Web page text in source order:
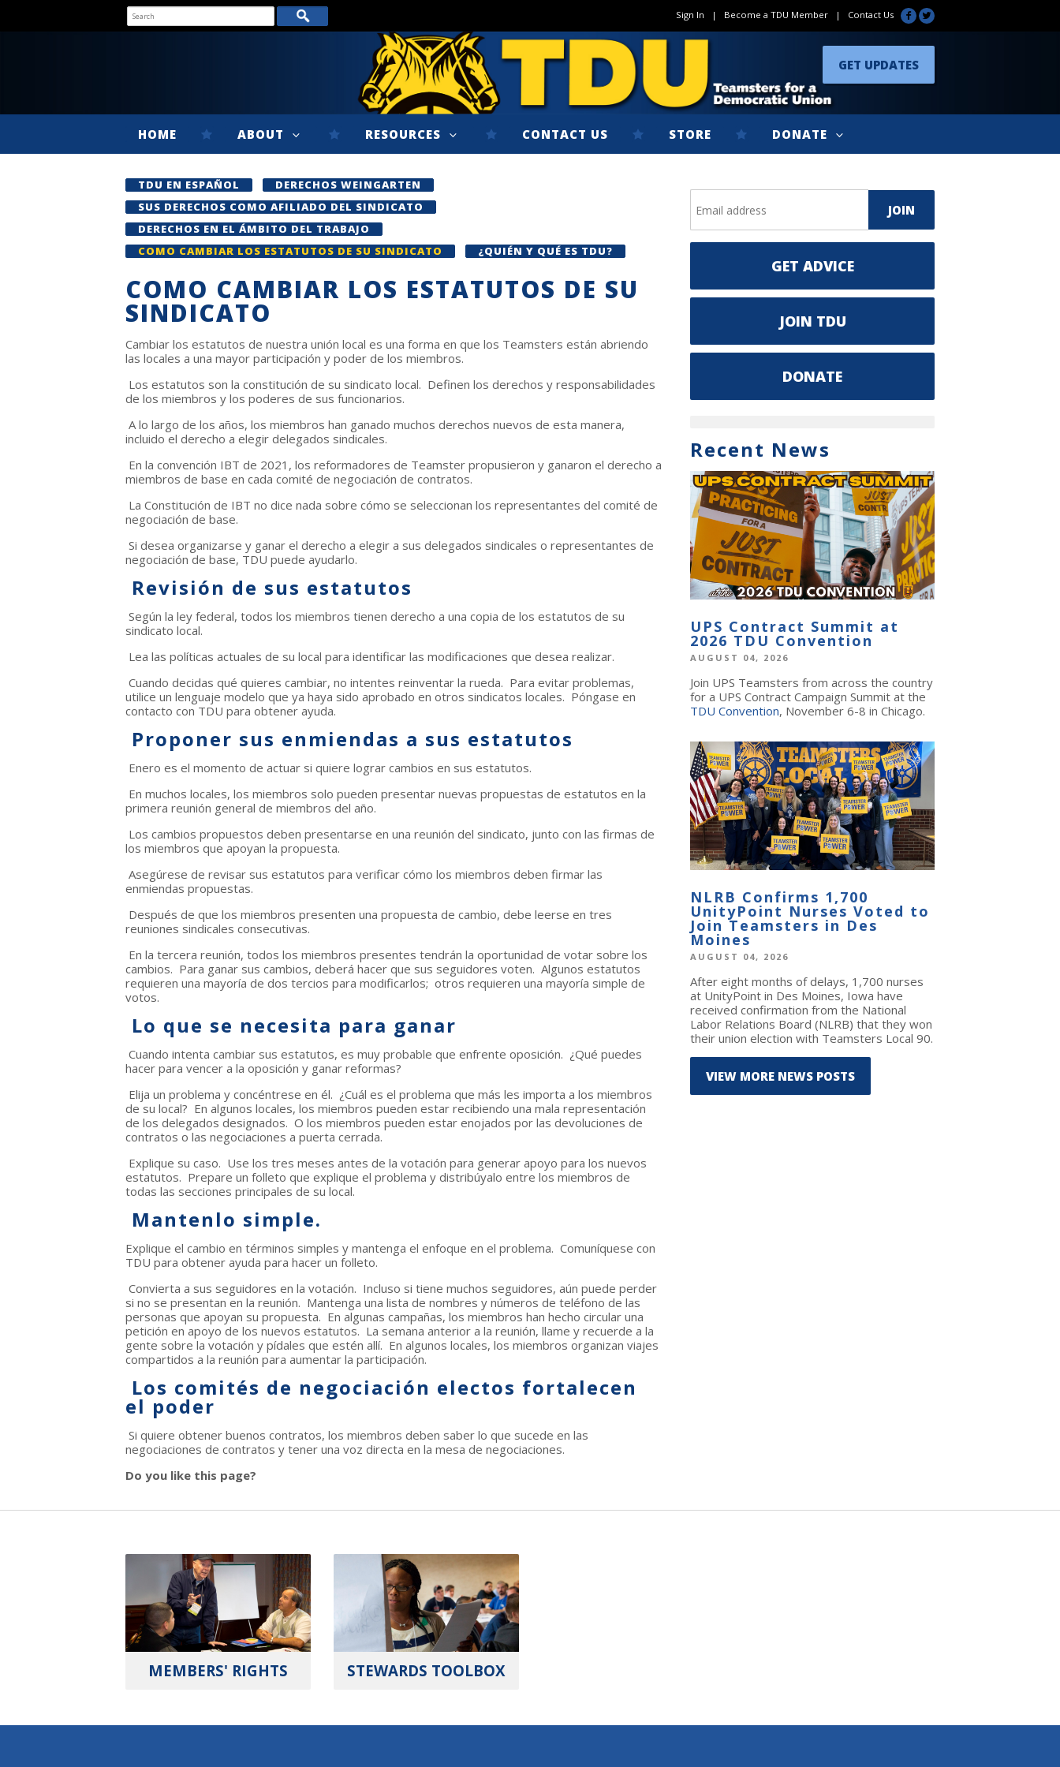
Sign In | Become a TDU Member | Contact Us
GET UPDATES
HOME ABOUT RESOURCES CONTACT US STORE DONATE
TDU EN ESPAÑOL
DERECHOS WEINGARTEN
SUS DERECHOS COMO AFILIADO DEL SINDICATO
DERECHOS EN EL ÁMBITO DEL TRABAJO
COMO CAMBIAR LOS ESTATUTOS DE SU SINDICATO
¿QUIÉN Y QUÉ ES TDU?
COMO CAMBIAR LOS ESTATUTOS DE SU
SINDICATO
Cambiar los estatutos de nuestra unión local es una forma en que los Teamsters están abriendo
las locales a una mayor participación y poder de los miembros.
Los estatutos son la constitución de su sindicato local. Definen los derechos y responsabilidades
de los miembros y los poderes de sus funcionarios.
A lo largo de los años, los miembros han ganado muchos derechos nuevos de esta manera,
incluido el derecho a elegir delegados sindicales.
En la convención IBT de 2021, los reformadores de Teamster propusieron y ganaron el derecho a
miembros de base en cada comité de negociación de contratos.
La Constitución de IBT no dice nada sobre cómo se seleccionan los representantes del comité de
negociación de base.
Si desea organizarse y ganar el derecho a elegir a sus delegados sindicales o representantes de
negociación de base, TDU puede ayudarlo.
Revisión de sus estatutos
Según la ley federal, todos los miembros tienen derecho a una copia de los estatutos de su
sindicato local.
Lea las políticas actuales de su local para identificar las modificaciones que desea realizar.
Cuando decidas qué quieres cambiar, no intentes reinventar la rueda. Para evitar problemas,
utilice un lenguaje modelo que ya haya sido aprobado en otros sindicatos locales. Póngase en
contacto con TDU para obtener ayuda.
Proponer sus enmiendas a sus estatutos
Enero es el momento de actuar si quiere lograr cambios en sus estatutos.
En muchos locales, los miembros solo pueden presentar nuevas propuestas de estatutos en la
primera reunión general de miembros del año.
Los cambios propuestos deben presentarse en una reunión del sindicato, junto con las firmas de
los miembros que apoyan la propuesta.
Asegúrese de revisar sus estatutos para verificar cómo los miembros deben firmar las
enmiendas propuestas.
Después de que los miembros presenten una propuesta de cambio, debe leerse en tres
reuniones sindicales consecutivas.
En la tercera reunión, todos los miembros presentes tendrán la oportunidad de votar sobre los
cambios. Para ganar sus cambios, deberá hacer que sus seguidores voten. Algunos estatutos
requieren una mayoría de dos tercios para modificarlos; otros requieren una mayoría simple de
votos.
Lo que se necesita para ganar
Cuando intenta cambiar sus estatutos, es muy probable que enfrente oposición. ¿Qué puedes
hacer para vencer a la oposición y ganar reformas?
Elija un problema y concéntrese en él. ¿Cuál es el problema que más les importa a los miembros
de su local? En algunos locales, los miembros pueden estar recibiendo una mala representación
de los delegados designados. O los miembros pueden estar enojados por las devoluciones de
contratos o las negociaciones a puerta cerrada.
Explique su caso. Use los tres meses antes de la votación para generar apoyo para los nuevos
estatutos. Prepare un folleto que explique el problema y distribúyalo entre los miembros de
todas las secciones principales de su local.
Mantenlo simple.
Explique el cambio en términos simples y mantenga el enfoque en el problema. Comuníquese con
TDU para obtener ayuda para hacer un folleto.
Convierta a sus seguidores en la votación. Incluso si tiene muchos seguidores, aún puede perder
si no se presentan en la reunión. Mantenga una lista de nombres y números de teléfono de las
personas que apoyan su propuesta. En algunas campañas, los miembros han hecho circular una
petición en apoyo de los nuevos estatutos. La semana anterior a la reunión, llame y recuerde a la
gente sobre la votación y pídales que estén allí. En algunos locales, los miembros organizan viajes
compartidos a la reunión para aumentar la participación.
Los comités de negociación electos fortalecen
el poder
Si quiere obtener buenos contratos, los miembros deben saber lo que sucede en las
negociaciones de contratos y tener una voz directa en la mesa de negociaciones.
Do you like this page?
GET ADVICE
JOIN TDU
DONATE
Recent News
UPS Contract Summit at
2026 TDU Convention
AUGUST 04, 2026
Join UPS Teamsters from across the country
for a UPS Contract Campaign Summit at the
TDU Convention, November 6-8 in Chicago.
NLRB Confirms 1,700
UnityPoint Nurses Voted to
Join Teamsters in Des
Moines
AUGUST 04, 2026
After eight months of delays, 1,700 nurses
at UnityPoint in Des Moines, Iowa have
received confirmation from the National
Labor Relations Board (NLRB) that they won
their union election with Teamsters Local 90.
VIEW MORE NEWS POSTS
MEMBERS' RIGHTS STEWARDS TOOLBOX